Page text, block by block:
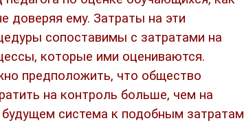
доверяя ему. Затраты на эти
сопоставимы с затратами на
которые ими оцениваются.
предположить, что общество
на контроль больше, чем на
система к подобным затратам